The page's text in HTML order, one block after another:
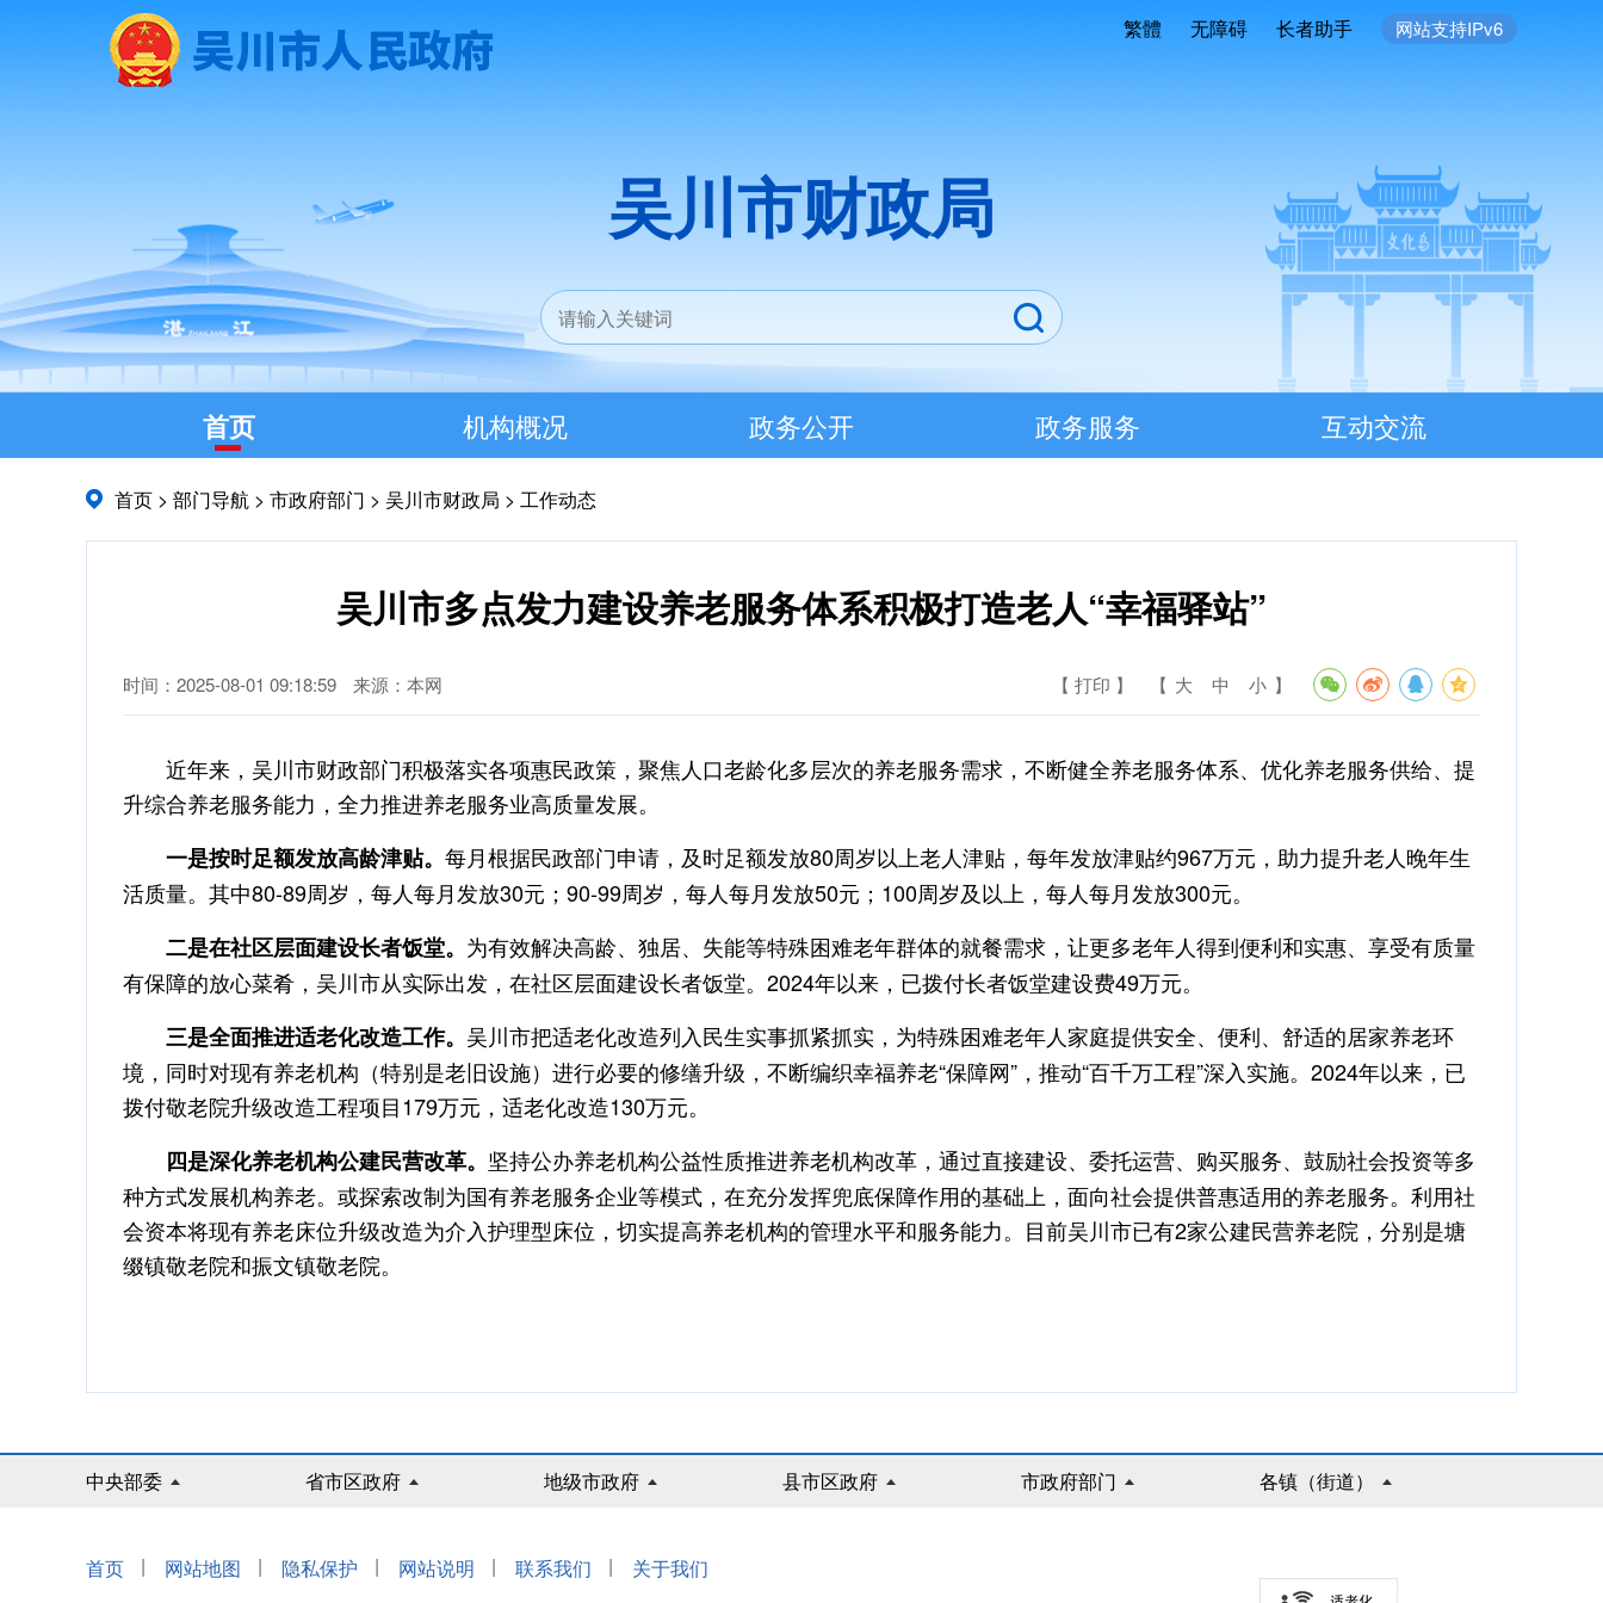
繁體 无障碍 长者助手 网站支持IPv6
吴川市财政局
首页 机构概况 政务公开 政务服务 互动交流
首页 > 部门导航 > 市政府部门 > 吴川市财政局 > 工作动态
吴川市多点发力建设养老服务体系积极打造老人“幸福驿站”
时间：2025-08-01 09:18:59 来源：本网 【 打印 】 【 大 中 小 】
近年来，吴川市财政部门积极落实各项惠民政策，聚焦人口老龄化多层次的养老服务需求，不断健全养老服务体系、优化养老服务供给、提
升综合养老服务能力，全力推进养老服务业高质量发展。
一是按时足额发放高龄津贴。 每月根据民政部门申请，及时足额发放80周岁以上老人津贴，每年发放津贴约967万元，助力提升老人晚年生
活质量。其中80-89周岁，每人每月发放30元；90-99周岁，每人每月发放50元；100周岁及以上，每人每月发放300元。
二是在社区层面建设长者饭堂。 为有效解决高龄、独居、失能等特殊困难老年群体的就餐需求，让更多老年人得到便利和实惠、享受有质量
有保障的放心菜肴，吴川市从实际出发，在社区层面建设长者饭堂。2024年以来，已拨付长者饭堂建设费49万元。
三是全面推进适老化改造工作。 吴川市把适老化改造列入民生实事抓紧抓实，为特殊困难老年人家庭提供安全、便利、舒适的居家养老环
境，同时对现有养老机构（特别是老旧设施）进行必要的修缮升级，不断编织幸福养老“保障网”，推动“百千万工程”深入实施。2024年以来，已
拨付敬老院升级改造工程项目179万元，适老化改造130万元。
四是深化养老机构公建民营改革。 坚持公办养老机构公益性质推进养老机构改革，通过直接建设、委托运营、购买服务、鼓励社会投资等多
种方式发展机构养老。或探索改制为国有养老服务企业等模式，在充分发挥兜底保障作用的基础上，面向社会提供普惠适用的养老服务。利用社
会资本将现有养老床位升级改造为介入护理型床位，切实提高养老机构的管理水平和服务能力。目前吴川市已有2家公建民营养老院，分别是塘
缀镇敬老院和振文镇敬老院。
中央部委 省市区政府 地级市政府 县市区政府 市政府部门 各镇（街道）
首页 | 网站地图 | 隐私保护 | 网站说明 | 联系我们 | 关于我们